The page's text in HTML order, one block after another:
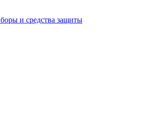
и средства защиты